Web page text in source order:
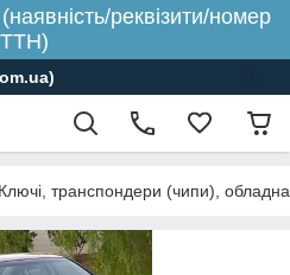
реквізити/номер
ТТН)
Ключі, транспондери (чипи),